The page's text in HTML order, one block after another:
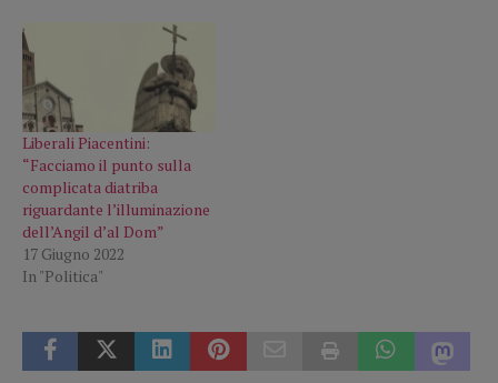
Liberali Piacentini:
“Facciamo il punto sulla
complicata diatriba
riguardante l’illuminazione
dell’Angil d’al Dom”
17 Giugno 2022
In "Politica"